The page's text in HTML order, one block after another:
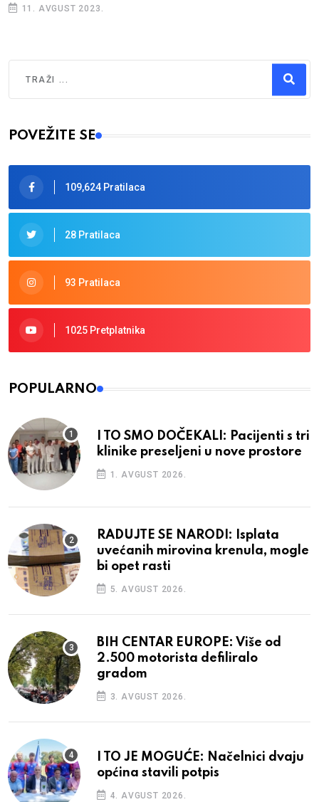
11. AVGUST 2023.
Type 2 or more characters for results.
POVEŽITE SE
109,624 Pratilaca
28 Pratilaca
93 Pratilaca
1025 Pretplatnika
POPULARNO
I TO SMO DOČEKALI: Pacijenti s tri
klinike preseljeni u nove prostore
1. AVGUST 2026.
RADUJTE SE NARODI: Isplata
uvećanih mirovina krenula, mogle
bi opet rasti
5. AVGUST 2026.
BIH CENTAR EUROPE: Više od
2.500 motorista defiliralo
gradom
3. AVGUST 2026.
I TO JE MOGUĆE: Načelnici dvaju
općina stavili potpis
4. AVGUST 2026.